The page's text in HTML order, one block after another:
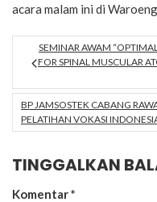
acara malam ini di
SEMINAR AWAM
FOR SPINAL MUSCULAR
BP JAMSOSTEK CABANG
PELATIHAN VOKASI
TINGGALKAN
Komentar*